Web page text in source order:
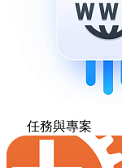
任務與專案